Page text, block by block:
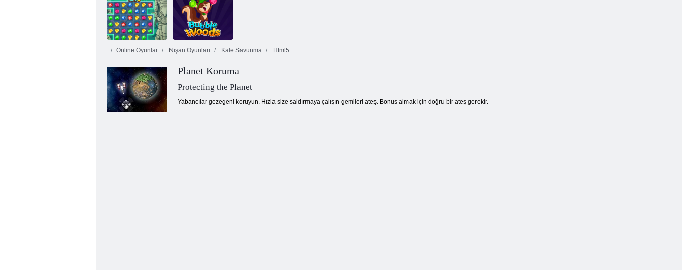
Nöbetçi Şövalye 2
Tentrix Onet Connect
Mücevher Blitz
3
Kabarcık
Ormanı
Online Oyunlar Nişan Oyunları Kale Savunma Html5
Planet Koruma
Protecting the Planet
Yabancılar gezegeni koruyun. Hızla size saldırmaya çalışın gemileri ateş. Bonus almak için doğru bir ateş gerekir.